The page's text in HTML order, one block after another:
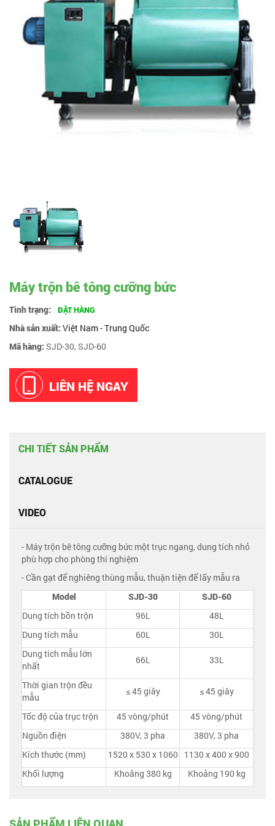
Máy trộn bê tông cưỡng bức
Tình trạng: ĐẶT HÀNG
Nhà sản xuất:Việt Nam - Trung Quốc
Mã hàng:SJD-30, SJD-60
LIÊN HỆ NGAY
CHI TIẾT SẢN PHẨM
CATALOGUE
VIDEO
- Máy trộn bê tông cưỡng bức một trục ngang, dung tích nhỏ
phù hợp cho phòng thí nghiệm
- Cần gạt để nghiêng thùng mẫu, thuận tiện để lấy mẫu ra
Model
SJD-30
SJD-60
Dung tích bồn trộn
96L
48L
Dung tích mẫu
60L
30L
Dung tích mẫu lớn
nhất
66L 33L
Thời gian trộn đều
mẫu
≤ 45 giây ≤ 45 giây
Tốc độ của trục trộn 45 vòng/phút
45 vòng/phút
Nguồn điện
380V, 3 pha
380V, 3 pha
Kích thước (mm)
1520 x 530 x 1060
1130 x 400 x 900
Khối lượng
Khoảng 380 kg Khoảng 190 kg